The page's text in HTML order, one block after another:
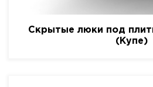
Скрытые люки под
(Купе)